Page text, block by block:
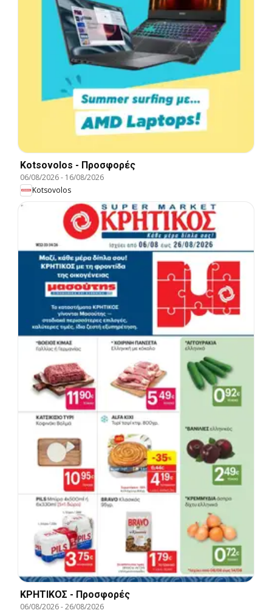
Kotsovolos - Προσφορές
06/08/2026- 16/08/2026
Kotsovolos
ΚΡΗΤΙΚΟΣ - Προσφορές
06/08/2026-26/08/2026